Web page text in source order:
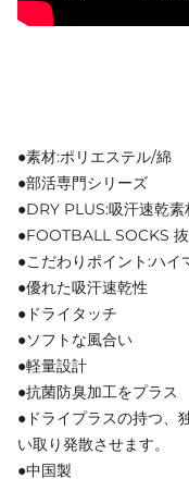
●素材:ポリエステル/綿
●部活専門シリーズ
●DRY PLUS:吸汗速乾素
●FOOTBALL SOCKS
●こだわりポイント:ハ
●優れた吸汗速乾性
●ドライタッチ
●ソフトな風合い
●軽量設計
●抗菌防臭加工をプラス
●ドライプラスの持つ、
い取り発散させます。
●中国製